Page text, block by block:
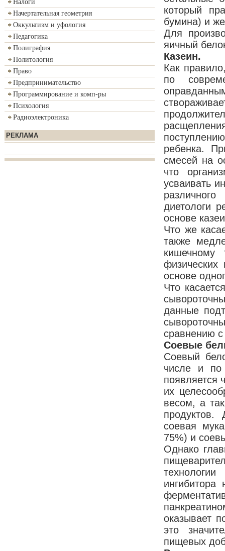
Налоги
Начертательная геометрия
Оккультизм и уфология
Педагогика
Полиграфия
Политология
Право
Предпринимательство
Программирование и комп-ры
Психология
Радиоэлектроника
РЕКЛАМА
который
бумина) и
Для
яичный
Казеин.
Как
по
ребенка.
смесей на
что
усваивать
диетологи
основе
Что же
также
кишечному
физических
основе
Что
данные
сравнению
Соевые
Соевый
числе и по
появляется
их
весом, а
продуктов.
соевая
75%) и
Однако
оказывает
это
пищевых